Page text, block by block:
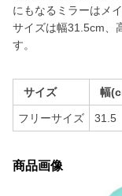
にもなるミラーはメ
サイズは幅31.5cm、
す。
サイズ 幅
フリーサイズ 31.5
商品画像